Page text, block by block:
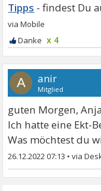
Tipps
x 4
A anir
Mitglied
guten Morgen,
Ich hatte eine Ekt-
Was möchtest du
26.12.2022 07:13 •